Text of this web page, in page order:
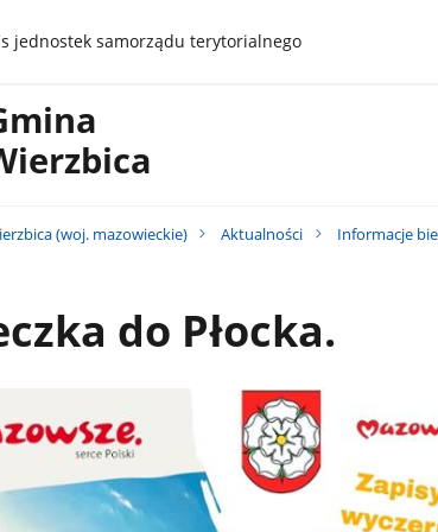
jednostek samorządu terytorialnego
(woj. mazowieckie) Aktualności Informacje
do Płocka.